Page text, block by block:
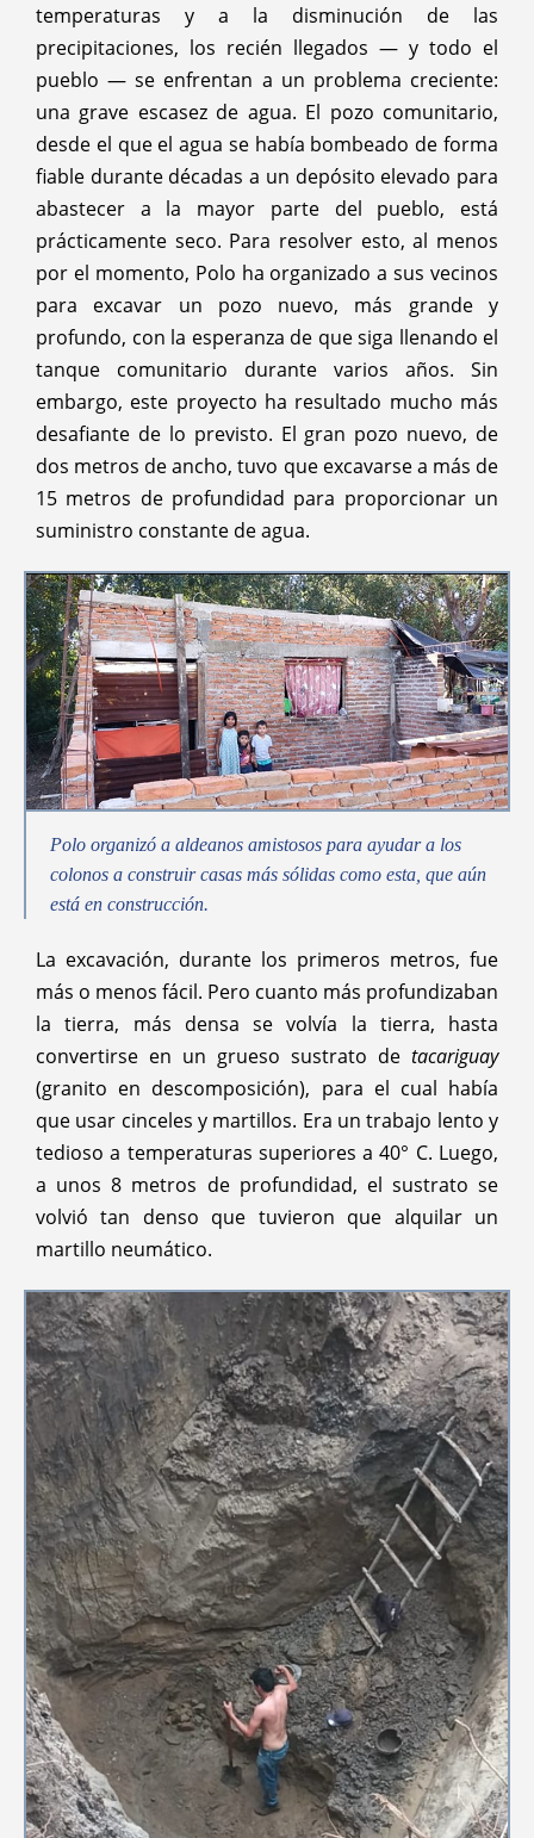
temperaturas y a la disminución de las
precipitaciones, los recién llegados — y todo el
pueblo — se enfrentan a un problema creciente:
una grave escasez de agua. El pozo comunitario,
desde el que el agua se había bombeado de forma
fiable durante décadas a un depósito elevado para
abastecer a la mayor parte del pueblo, está
prácticamente seco. Para resolver esto, al menos
por el momento, Polo ha organizado a sus vecinos
para excavar un pozo nuevo, más grande y
profundo, con la esperanza de que siga llenando el
tanque comunitario durante varios años. Sin
embargo, este proyecto ha resultado mucho más
desafiante de lo previsto. El gran pozo nuevo, de
dos metros de ancho, tuvo que excavarse a más de
15 metros de profundidad para proporcionar un
suministro constante de agua.
Polo organizó a aldeanos amistosos para ayudar a los
colonos a construir casas más sólidas como esta, que aún
está en construcción.
La excavación, durante los primeros metros, fue
más o menos fácil. Pero cuanto más profundizaban
la tierra, más densa se volvía la tierra, hasta
convertirse en un grueso sustrato de tacariguay
(granito en descomposición), para el cual había
que usar cinceles y martillos. Era un trabajo lento y
tedioso a temperaturas superiores a 40° C. Luego,
a unos 8 metros de profundidad, el sustrato se
volvió tan denso que tuvieron que alquilar un
martillo neumático.